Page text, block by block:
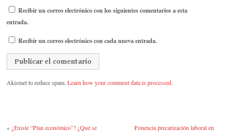
Recibir un correo electrónico con los siguientes comentarios a esta
entrada.
Recibir un correo electrónico con cada nueva entrada.
Akismet to reduce spam.Learn how your comment data is processed.
« ¿Existe “Plan económico”? ¿Qué se
Ponencia precarización laboral en